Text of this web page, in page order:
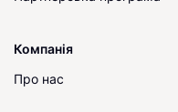
Компанія
Про нас